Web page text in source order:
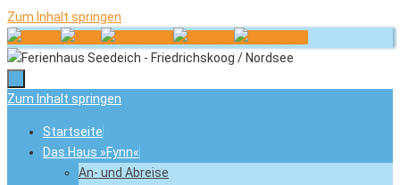
Zum Inhalt springen
Zum Inhalt springen
Startseite
Das Haus »Fynn«
An- und Abreise